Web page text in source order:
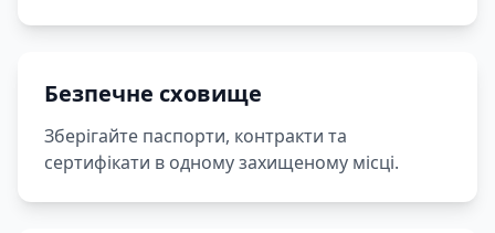
Безпечне сховище
Зберігайте паспорти, контракти та
сертифікати в одному захищеному місці.